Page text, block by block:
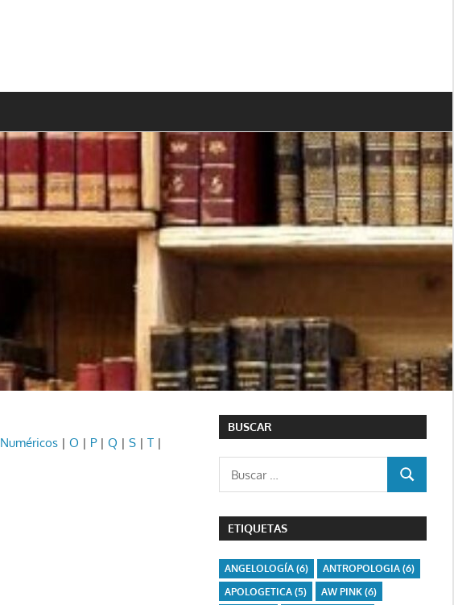
Numéricos |O | P|Q |S |T |
BUSCAR
BUSCAR
ETIQUETAS
ANGELOLOGÍA(6) ANTROPOLOGIA(6)
APOLOGETICA(5) AW PINK(6)